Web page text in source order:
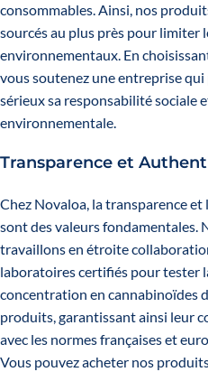
consommables. Ainsi, nos
sourcés au plus près pour limiter
environnementaux. En
vous soutenez une entreprise qui
sérieux sa responsabilité sociale
environnementale.
Transparence et
Chez Novaloa, la transparence
sont des valeurs fondamentales.
travaillons en étroite
laboratoires certifiés pour tester
concentration en cannabinoïdes
produits, garantissant ainsi leur
avec les normes françaises et
Vous pouvez acheter nos